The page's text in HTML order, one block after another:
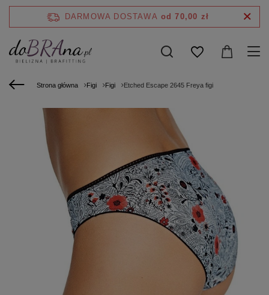
DARMOWA DOSTAWA od 70,00 zł
Strona główna Figi Figi Etched Escape 2645 Freya figi